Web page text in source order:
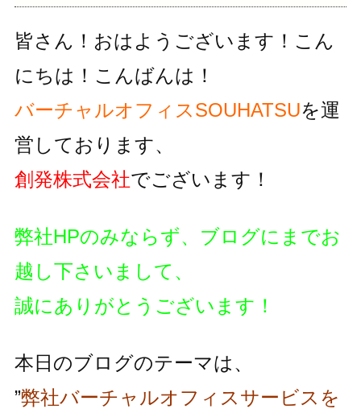
皆さん！おはようございます！こん
にちは！こんばんは！
バーチャルオフィスSOUHATSUを運
営しております、
創発株式会社でございます！
弊社HPのみならず、ブログにまでお
越し下さいまして、
誠にありがとうございます！
本日のブログのテーマは、
”弊社バーチャルオフィスサービスを